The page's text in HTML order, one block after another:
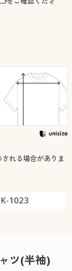
れる場合がありま
1023
ツ(半袖)